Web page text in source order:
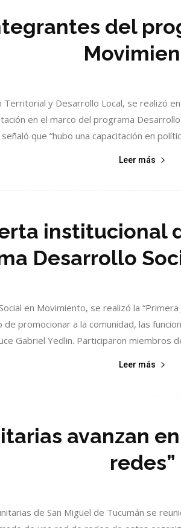
del
y Desarrollo Local, se realizó
en el marco del programa
que “hubo una capacitación en
Leer más
institucional
Desarrollo
en Movimiento, se realizó la
promocionar a la comunidad, las
Gabriel Yedlin. Participaron
Leer más
avanzan
redes”
de San Miguel de Tucumán se